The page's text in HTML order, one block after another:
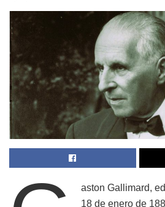
aston Gallimard,
18 de enero de